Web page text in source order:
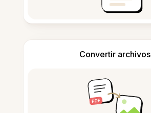
Convertir archivos